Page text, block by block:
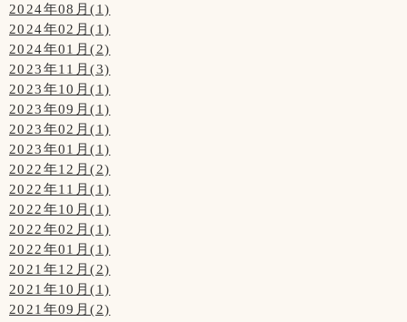
2024年08月(1)
2024年02月(1)
2024年01月(2)
2023年11月(3)
2023年10月(1)
2023年09月(1)
2023年02月(1)
2023年01月(1)
2022年12月(2)
2022年11月(1)
2022年10月(1)
2022年02月(1)
2022年01月(1)
2021年12月(2)
2021年10月(1)
2021年09月(2)